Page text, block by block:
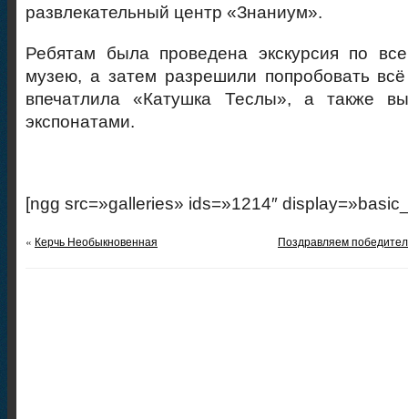
развлекательный центр «Знаниум».
Ребятам была проведена экскурсия по
музею, а затем разрешили попробовать
впечатлила «Катушка Теслы», а также
экспонатами.
[ngg src=»galleries» ids=»1214″
« Керчь Необыкновенная Поздравляем